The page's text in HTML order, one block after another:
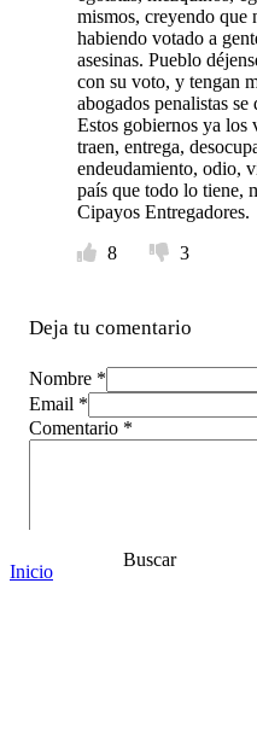
mismos, creyendo que
habiendo votado a
asesinas. Pueblo
con su voto, y tengan
abogados penalistas
Estos gobiernos ya los
traen, entrega,
endeudamiento, odio,
país que todo lo tiene,
Cipayos Entregadores.
8
3
Deja tu comentario
Nombre *
Email *
Comentario *
Inicio
Buscar